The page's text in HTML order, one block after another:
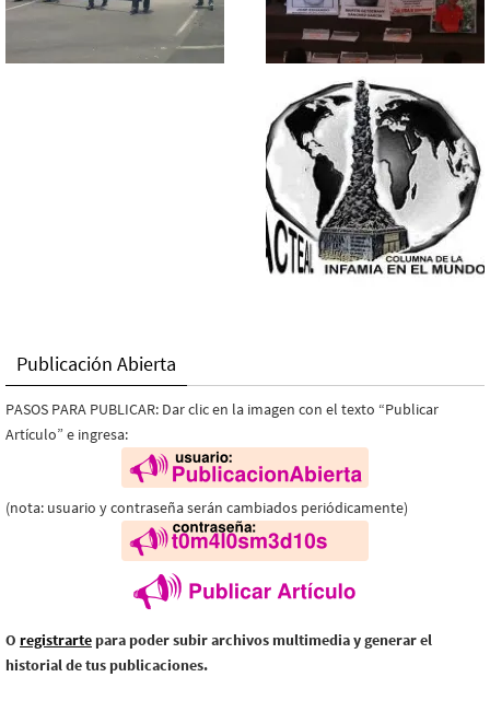
Publicación Abierta
PASOS PARA PUBLICAR: Dar clic en la imagen con el texto “Publicar
Artículo” e ingresa:
(nota: usuario y contraseña serán cambiados periódicamente)
O registrarte para poder subir archivos multimedia y generar el
historial de tus publicaciones.